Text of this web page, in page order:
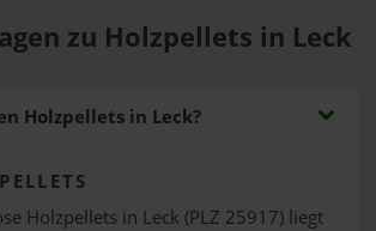
zu Holzpellets in Leck
Holzpellets in Leck?
Holzpellets in Leck (PLZ 25917) liegt